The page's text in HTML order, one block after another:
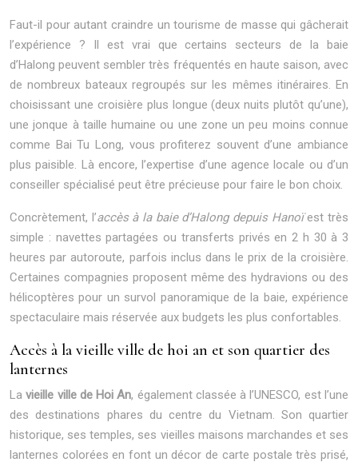
Faut-il pour autant craindre un tourisme de masse qui gâcherait
l’expérience ? Il est vrai que certains secteurs de la baie
d’Halong peuvent sembler très fréquentés en haute saison, avec
de nombreux bateaux regroupés sur les mêmes itinéraires. En
choisissant une croisière plus longue (deux nuits plutôt qu’une),
une jonque à taille humaine ou une zone un peu moins connue
comme Bai Tu Long, vous profiterez souvent d’une ambiance
plus paisible. Là encore, l’expertise d’une agence locale ou d’un
conseiller spécialisé peut être précieuse pour faire le bon choix.
Concrètement, l’accès à la baie d’Halong depuis Hanoïest très
simple : navettes partagées ou transferts privés en 2 h 30 à 3
heures par autoroute, parfois inclus dans le prix de la croisière.
Certaines compagnies proposent même des hydravions ou des
hélicoptères pour un survol panoramique de la baie, expérience
spectaculaire mais réservée aux budgets les plus confortables.
Accès à la vieille ville de hoi an et son quartier des
lanternes
Lavieille ville de Hoi An, également classée à l’UNESCO, est l’une
des destinations phares du centre du Vietnam. Son quartier
historique, ses temples, ses vieilles maisons marchandes et ses
lanternes colorées en font un décor de carte postale très prisé,